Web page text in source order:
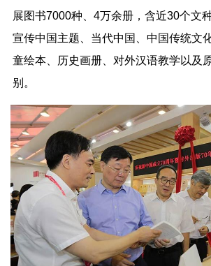
展图书7000种、4万余册，含近30个文
宣传中国主题、当代中国、中国传统文
童绘本、历史画册、对外汉语教学以及
别。